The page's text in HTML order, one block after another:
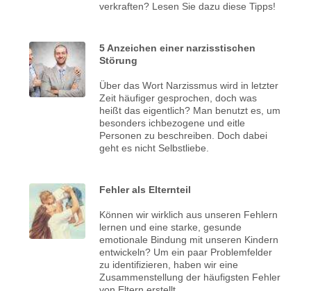
verkraften? Lesen Sie dazu diese Tipps!
5 Anzeichen einer narzisstischen
Störung
Über das Wort Narzissmus wird in letzter
Zeit häufiger gesprochen, doch was
heißt das eigentlich? Man benutzt es, um
besonders ichbezogene und eitle
Personen zu beschreiben. Doch dabei
geht es nicht Selbstliebe.
Fehler als Elternteil
Können wir wirklich aus unseren Fehlern
lernen und eine starke, gesunde
emotionale Bindung mit unseren Kindern
entwickeln? Um ein paar Problemfelder
zu identifizieren, haben wir eine
Zusammenstellung der häufigsten Fehler